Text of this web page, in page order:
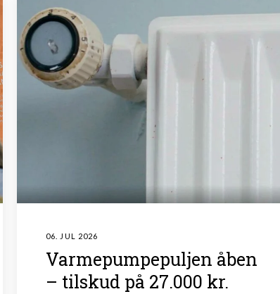
06. JUL 2026
Varmepumpepuljen åben
– tilskud på 27.000 kr.